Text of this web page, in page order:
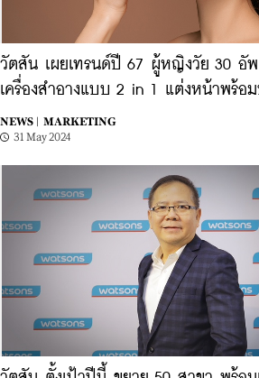
วัตสัน เผยเทรนด์ปี 67 ผู้หญิงวัย 30 อั
เครื่องสำอางแบบ 2 in 1 แต่งหน้าพร้อม
NEWS |
MARKETING
31 May 2024